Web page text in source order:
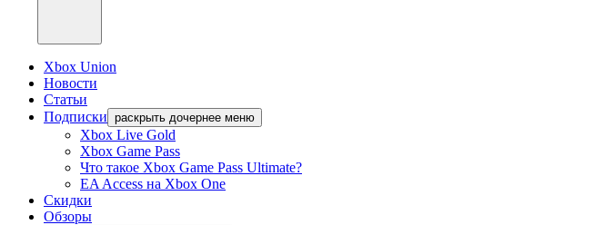
Xbox Union
Новости
Статьи
Подписки раскрыть дочернее меню
Xbox Live Gold
Xbox Game Pass
Что такое Xbox Game Pass Ultimate?
EA Access на Xbox One
Скидки
Обзоры